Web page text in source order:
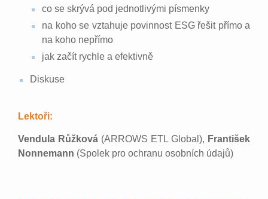
co se skrývá pod jednotlivými písmenky
na koho se vztahuje povinnost ESG řešit přímo a
na koho nepřímo
jak začít rychle a efektivně
Diskuse
Lektoři:
Vendula Růžková (ARROWS ETL Global), František
Nonnemann (Spolek pro ochranu osobních údajů)